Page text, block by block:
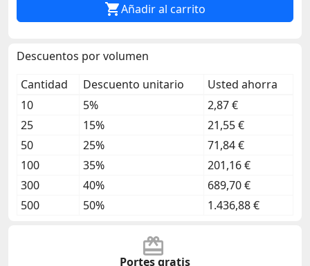
Añadir al carrito
Descuentos por volumen
Cantidad
Descuento unitario
Usted ahorra
10
5%
2,87 €
25
15%
21,55 €
50
25%
71,84 €
100
35%
201,16 €
300
40%
689,70 €
500
50% 1.436,88 €
Portes gratis